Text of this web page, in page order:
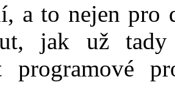
a to nejen
jak už tady
programové